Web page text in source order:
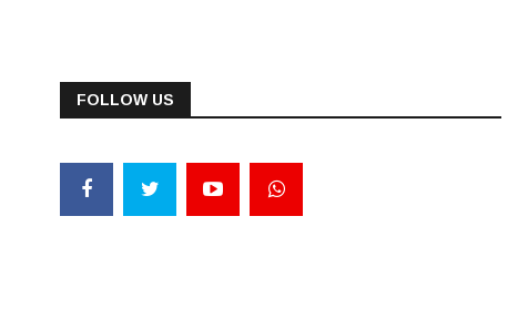
FOLLOW US